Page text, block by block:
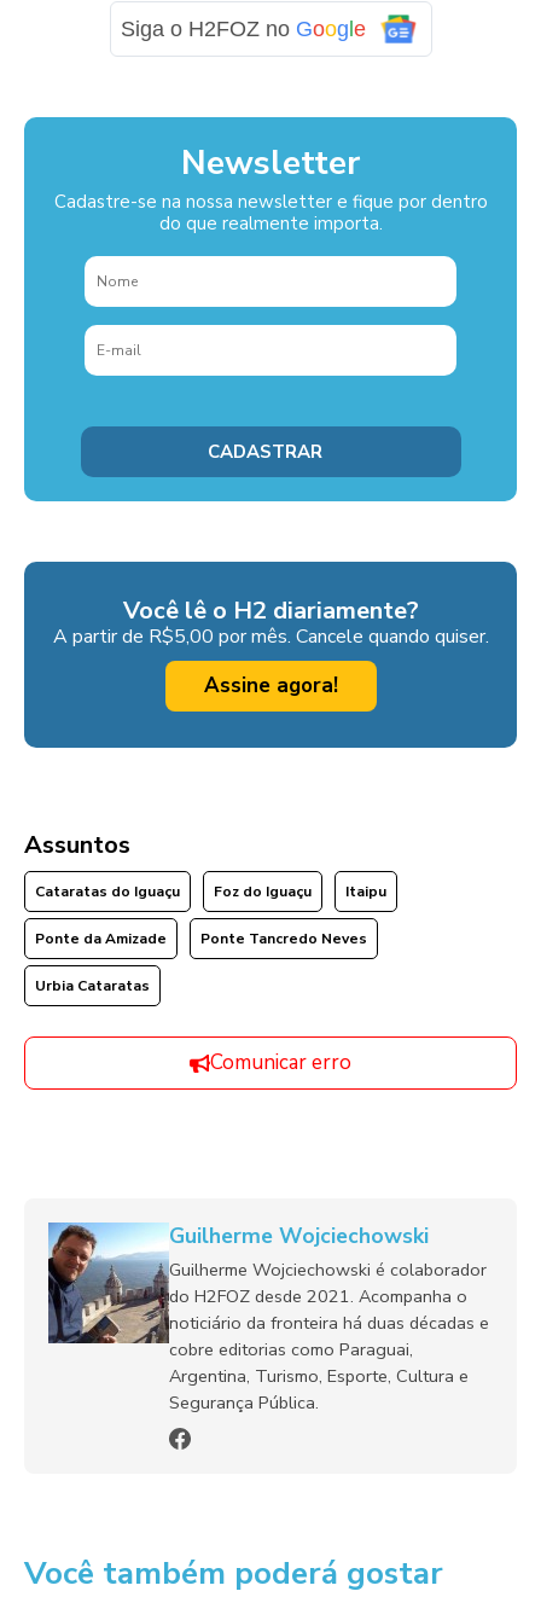
Siga o H2FOZ no Google
Newsletter
Cadastre-se na nossa newsletter e fique por dentro
do que realmente importa.
Você lê o H2 diariamente?
A partir de R$5,00 por mês. Cancele quando quiser.
Assine agora!
Assuntos
Cataratas do Iguaçu Foz do Iguaçu Itaipu
Ponte da Amizade Ponte Tancredo Neves
Urbia Cataratas
Comunicar erro
Guilherme Wojciechowski
Guilherme Wojciechowski é colaborador
do H2FOZ desde 2021. Acompanha o
noticiário da fronteira há duas décadas e
cobre editorias como Paraguai,
Argentina, Turismo, Esporte, Cultura e
Segurança Pública.
Você também poderá gostar